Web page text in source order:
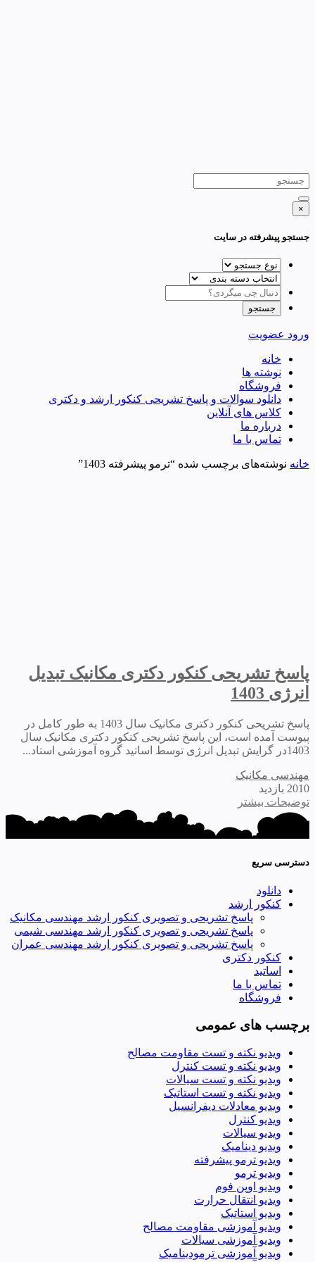
×
جستجو پیشرفته در سایت
ورود عضویت
خانه
نوشته ها
فروشگاه
دانلود سوالات و پاسخ تشریحی کنکور ارشد و دکتری
کلاس های آنلاین
درباره ما
تماس با ما
خانه نوشته‌های برچسب شده “ترمو پیشرفته 1403”
پاسخ تشریحی کنکور دکتری مکانیک تبدیل
انرژی 1403
پاسخ تشریحی کنکور دکتری مکانیک سال 1403 به طور کامل در
پیوست آمده است، این پاسخ تشریحی کنکور دکتری مکانیک سال
1403در گرایش تبدیل انرژی توسط اساتید گروه آموزشی استاد...
مهندسی مکانیک
2010 بازدید
توضیحات بیشتر
دسترسی سریع
دانلود
کنکور ارشد
پاسخ تشریحی و تصویری کنکور ارشد مهندسی مکانیک
پاسخ تشریحی و تصویری کنکور ارشد مهندسی شیمی
پاسخ تشریحی و تصویری کنکور ارشد مهندسی عمران
کنکور دکتری
اساتید
تماس با ما
فروشگاه
برچسب های عمومی
ویدیو نکته و تست مقاومت مصالح
ویدیو نکته و تست کنترل
ویدیو نکته و تست سیالات
ویدیو نکته و تست استاتیک
ویدیو معادلات دیفرانسیل
ویدیو کنترل
ویدیو سیالات
ویدیو دینامیک
ویدیو ترمو پیشرفته
ویدیو ترمو
ویدیو اوپن فوم
ویدیو انتقال حرارت
ویدیو استاتیک
ویدیو آموزشی مقاومت مصالح
ویدیو آموزشی سیالات
ویدیو آموزشی ترمودینامیک